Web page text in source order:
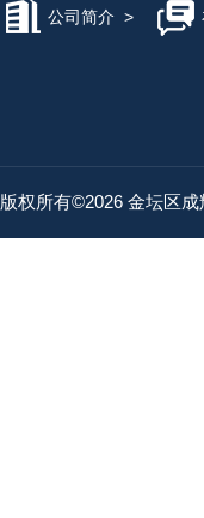
公司简介 >
版权所有©2026 金坛区